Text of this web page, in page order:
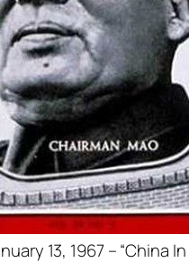
13, 1967 – “China